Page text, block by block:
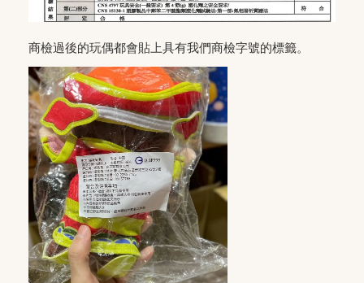
商檢過後的玩偶都會貼上具有我們商檢字號的標籤。